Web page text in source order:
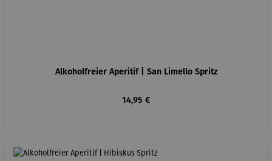
Alkoholfreier Aperitif | San Limello Spritz
Regulärer Preis:
14,95 €